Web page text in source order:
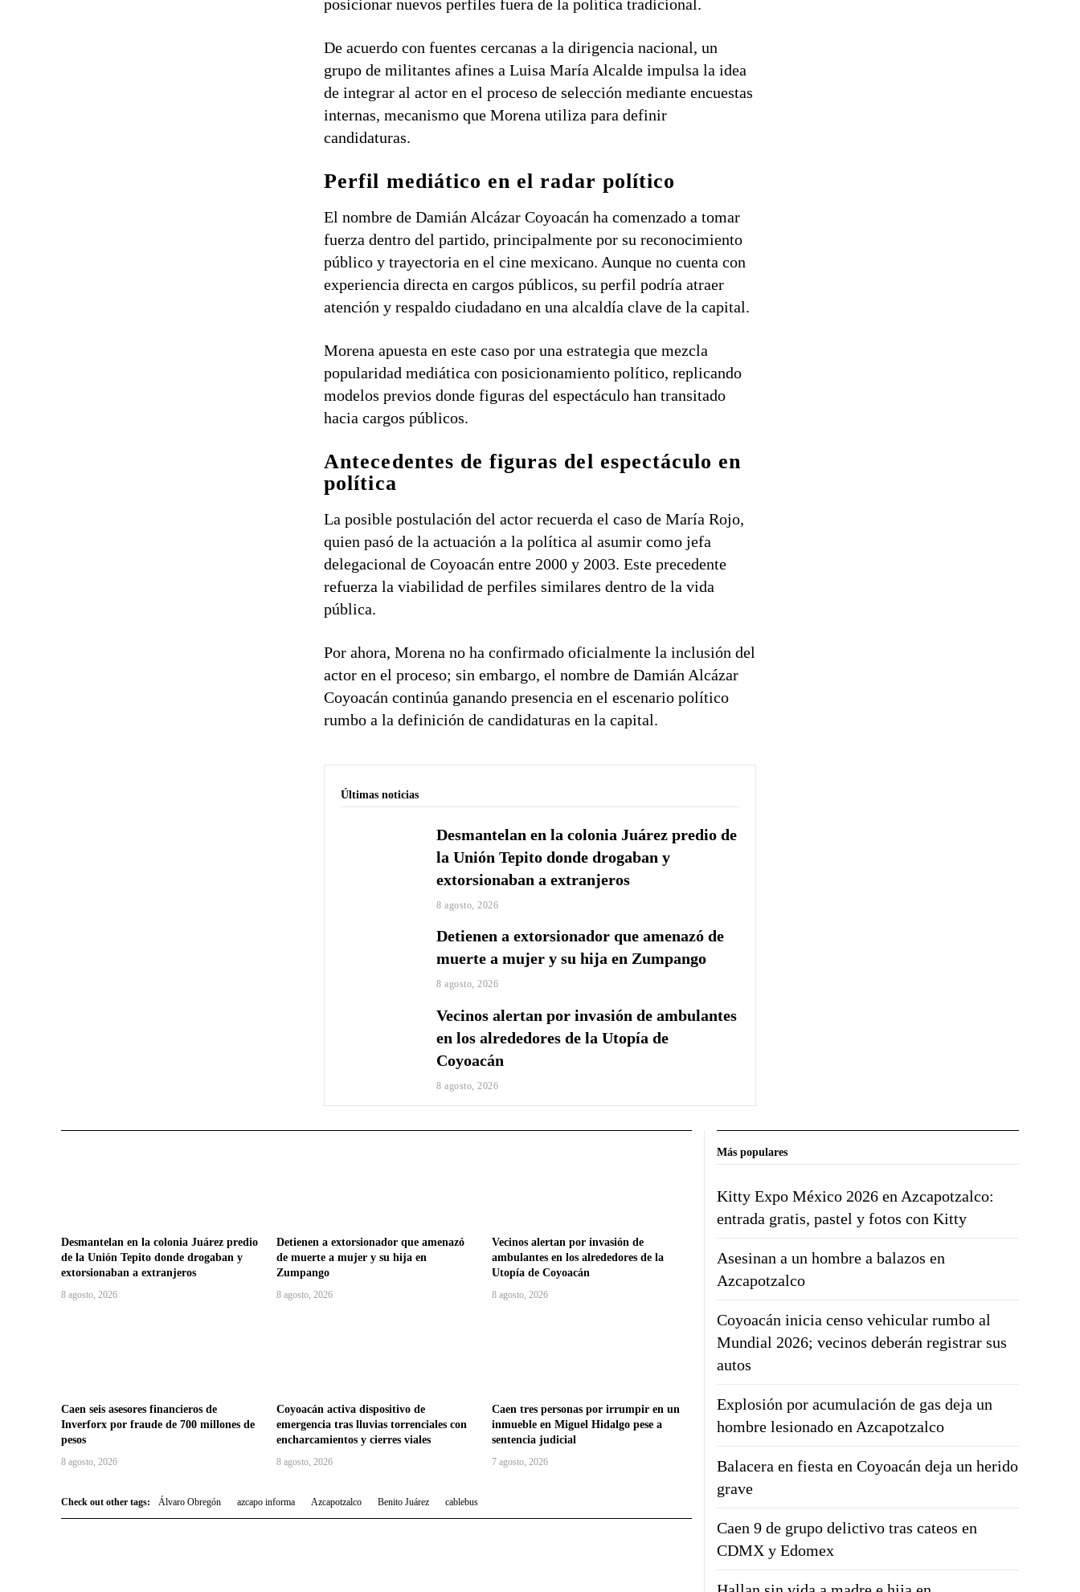
posicionar nuevos perfiles fuera de la política tradicional.
De acuerdo con fuentes cercanas a la dirigencia nacional, un
grupo de militantes afines aLuisa María Alcalde impulsa la idea
de integrar al actor en el proceso de selección mediante encuestas
internas, mecanismo que Morena utiliza para definir
candidaturas.
Perfil mediático en el radar político
El nombre de Damián Alcázar Coyoacán ha comenzado a tomar
fuerza dentro del partido, principalmente por su reconocimiento
público y trayectoria en el cine mexicano. Aunque no cuenta con
experiencia directa en cargos públicos, su perfil podría atraer
atención y respaldo ciudadano en una alcaldía clave de la capital.
Morena apuesta en este caso por una estrategia que mezcla
popularidad mediática con posicionamiento político, replicando
modelos previos donde figuras del espectáculo han transitado
hacia cargos públicos.
Antecedentes de figuras del espectáculo en
política
La posible postulación del actor recuerda el caso deMaría Rojo,
quien pasó de la actuación a la política al asumir como jefa
delegacional de Coyoacán entre 2000 y 2003. Este precedente
refuerza la viabilidad de perfiles similares dentro de la vida
pública.
Por ahora, Morena no ha confirmado oficialmente la inclusión del
actor en el proceso; sin embargo, el nombre de Damián Alcázar
Coyoacán continúa ganando presencia en el escenario político
rumbo a la definición de candidaturas en la capital.
Últimas noticias
Desmantelan en la colonia Juárez predio de
la Unión Tepito donde drogaban y
extorsionaban a extranjeros
8 agosto, 2026
Detienen a extorsionador que amenazó de
muerte a mujer y su hija en Zumpango
8 agosto, 2026
Vecinos alertan por invasión de ambulantes
en los alrededores de la Utopía de
Coyoacán
8 agosto, 2026
Desmantelan en la colonia Juárez predio
de la Unión Tepito donde drogaban y
extorsionaban a extranjeros
8 agosto, 2026
Detienen a extorsionador que amenazó
de muerte a mujer y su hija en
Zumpango
8 agosto, 2026
Vecinos alertan por invasión de
ambulantes en los alrededores de la
Utopía de Coyoacán
8 agosto, 2026
Caen seis asesores financieros de
Inverforx por fraude de 700 millones de
pesos
8 agosto, 2026
Coyoacán activa dispositivo de
emergencia tras lluvias torrenciales con
encharcamientos y cierres viales
8 agosto, 2026
Caen tres personas por irrumpir en un
inmueble en Miguel Hidalgo pese a
sentencia judicial
7 agosto, 2026
Check out other tags: Álvaro Obregón azcapo informa Azcapotzalco Benito Juárez cablebus
Más populares
Kitty Expo México 2026 en Azcapotzalco:
entrada gratis, pastel y fotos con Kitty
Asesinan a un hombre a balazos en
Azcapotzalco
Coyoacán inicia censo vehicular rumbo al
Mundial 2026; vecinos deberán registrar sus
autos
Explosión por acumulación de gas deja un
hombre lesionado en Azcapotzalco
Balacera en fiesta en Coyoacán deja un herido
grave
Caen 9 de grupo delictivo tras cateos en
CDMX y Edomex